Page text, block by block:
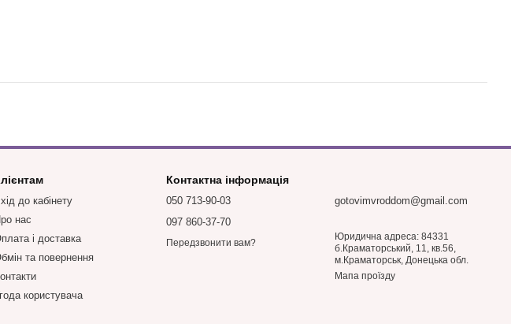
до кабінету
нас
і доставка
та повернення
користувача
Контактна інформація
050 713-90-03
097 860-37-70
Передзвонити вам?
gotovimvroddom@gmail.com
Юридична адреса: 84331
б.Краматорський, 11, кв.56,
м.Краматорськ, Донецька обл.
Мапа проїзду